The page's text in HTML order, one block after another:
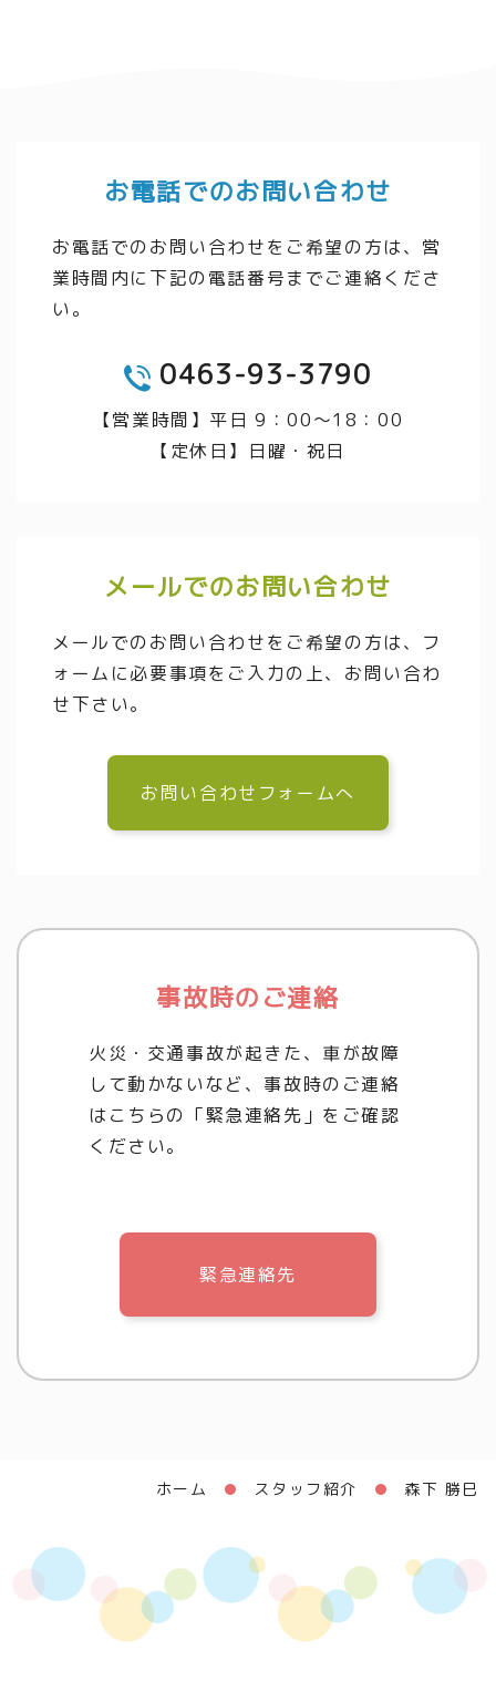
お電話でのお問い合わせ
お電話でのお問い合わせをご希望の方は、営
業時間内に下記の電話番号までご連絡くださ
い。
TEL
0463-93-3790
【営業時間】平日 9：00～18：00
【定休日】日曜・祝日
メールでのお問い合わせ
メールでのお問い合わせをご希望の方は、フ
ォームに必要事項をご入力の上、お問い合わ
せ下さい。
お問い合わせフォームへ
事故時のご連絡
火災・交通事故が起きた、車が故障
して動かないなど、事故時のご連絡
はこちらの「緊急連絡先」をご確認
ください。
緊急連絡先
ホーム スタッフ紹介 森下 勝巳